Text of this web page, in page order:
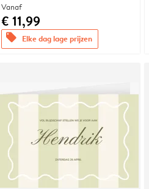
Vanaf
€ 11,99
offers Elke dag lage prijzen